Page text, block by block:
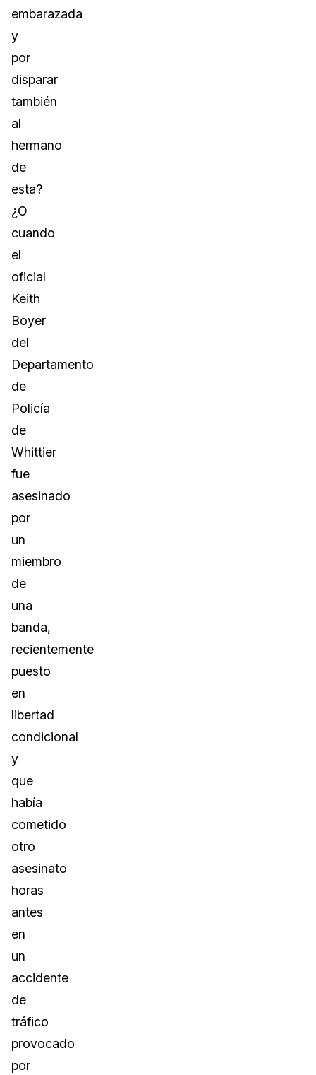
embarazada
y
por
disparar
también
al
hermano
de
esta?
¿O
cuando
el
oficial
Keith
Boyer
del
Departamento
de
Policía
de
Whittier
fue
asesinado
por
un
miembro
de
una
banda,
recientemente
puesto
en
libertad
condicional
y
que
había
cometido
otro
asesinato
horas
antes
en
un
accidente
de
tráfico
provocado
por